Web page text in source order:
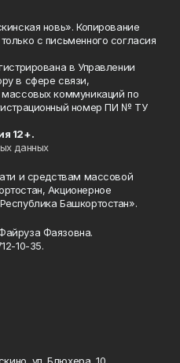
новь». Копирование
с письменного согласия
в Управлении
в сфере связи,
коммуникаций по
номер ПИ № ТУ
12+.
данных
и средствам массовой
Акционерное
Башкортостан».
Фаязовна.
10-35.